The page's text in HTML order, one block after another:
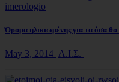
Όραμα ηλικιωμένης για τα όσα
May 3, 2014 Α.Ι.Σ.